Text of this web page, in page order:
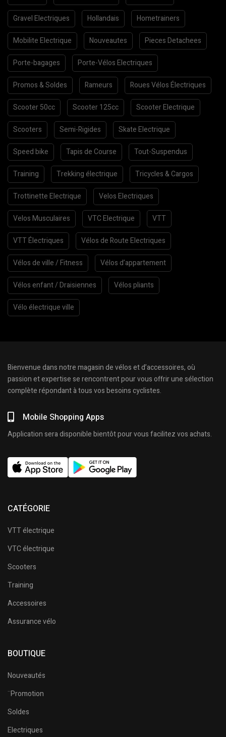
Gravel Electriques Hollandais Hometrainers
Mobilite Electrique Nouveautes Pieces Detachees
Porte-bagages Porte-Vélos Electriques
Promos & Soldes Rameurs Roues Vélos Électriques
Scooter 50cc Scooter 125cc Scooter Electrique
Scooters Semi-Rigides Skate Electrique
Speed bike Tapis de Course Tout-Suspendus
Training Trekking électrique Tricycles & Cargos
Trottinette Electrique Velos Electriques
Velos Musculaires VTC Electrique VTT
VTT Électriques Vélos de Route Electriques
Vélos de ville / Fitness Vélos d’appartement
Vélos enfant / Draisiennes Vélos pliants
Vélo électrique ville
Bienvenue dans notre magasin de vélos et d’accessoires, où
passion et expertise se rencontrent pour vous offrir une sélection
complète répondant à tous vos besoins cyclistes.
Mobile Shopping Apps
Application sera disponible bientôt pour vous facilitez vos achats.
CATÉGORIE
VTT électrique
VTC électrique
Scooters
Training
Accessoires
Assurance vélo
BOUTIQUE
Nouveautés
¨Promotion
Soldes
Electriques